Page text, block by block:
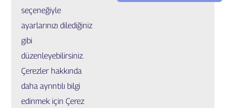
seçeneğiyle
ayarlarınızı dilediğiniz
gibi
düzenleyebilirsiniz.
Çerezler hakkında
daha ayrıntılı bilgi
edinmek için Çerez
© Copyright 2022 GIG Sigorta. Tüm hakları saklıdır.
Yasal Uygulamalar ve Bilgilendirmeler